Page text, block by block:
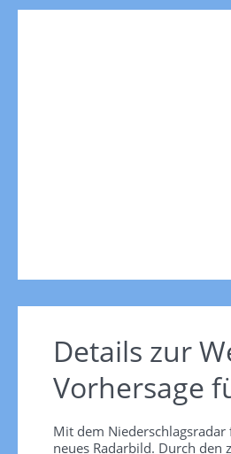
Details zur
Vorhersage
Mit dem
neues Radarbild. Durch den